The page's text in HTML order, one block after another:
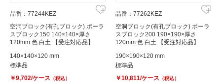
品番：77244KEZ
空洞ブロック(有孔ブロック) ポーラ
スブロック150 140×140×厚さ
120mm 色:白土 【受注対応品】
140×140×120 mm
標準品
￥9,702/ケース （税込）
品番：77262KEZ
空洞ブロック(有孔ブロック) ポーラ
スブロック200 190×190×厚さ
120mm 色:白土 【受注対応品】
190×190×120 mm
標準品
￥10,811/ケース （税込）